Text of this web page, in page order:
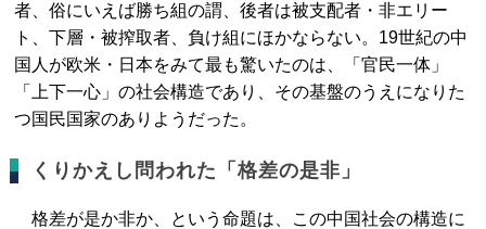
者、俗にいえば勝ち組の謂、後者は被支配者・非エリー
ト、下層・被搾取者、負け組にほかならない。19世紀の中
国人が欧米・日本をみて最も驚いたのは、「官民一体」
「上下一心」の社会構造であり、その基盤のうえになりた
つ国民国家のありようだった。
くりかえし問われた「格差の是非」
格差が是か非か、という命題は、この中国社会の構造に